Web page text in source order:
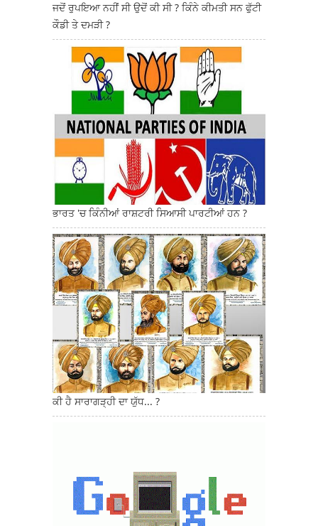
ਜਦੋਂ ਰੁਪਇਆ ਨਹੀਂ ਸੀ ਉਦੋਂ ਕੀ ਸੀ ? ਕਿੰਨੇ ਕੀਮਤੀ ਸਨ ਫੁੱਟੀ
ਕੌਡੀ ਤੇ ਦਮੜੀ ?
ਭਾਰਤ 'ਚ ਕਿੰਨੀਆਂ ਰਾਸ਼ਟਰੀ ਸਿਆਸੀ ਪਾਰਟੀਆਂ ਹਨ ?
ਕੀ ਹੈ ਸਾਰਾਗੜ੍ਹੀ ਦਾ ਯੁੱਧ... ?